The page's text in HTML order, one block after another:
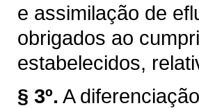
e assimilação de
obrigados ao
estabelecidos,
§ 3º. A